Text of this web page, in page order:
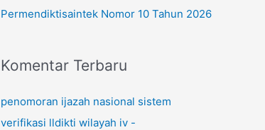
Permendiktisaintek Nomor 10 Tahun 2026
Komentar Terbaru
penomoran ijazah nasional sistem
verifikasi lldikti wilayah iv -